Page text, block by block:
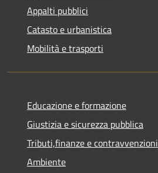
Appalti pubblici
Catasto e urbanistica
Mobilità e trasporti
Educazione e formazione
Giustizia e sicurezza pubblica
Tributi,finanze e contravvenzioni
Ambiente